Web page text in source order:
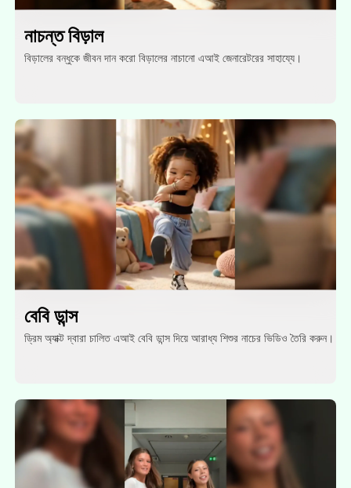
নাচন্ত বিড়াল
বিড়ালের বন্ধুকে জীবন দান করো বিড়ালের নাচানো এআই জেনারেটরের সাহায্যে।
বেবি ডান্স
ড্রিম অ্যাক্ট দ্বারা চালিত এআই বেবি ডান্স দিয়ে আরাধ্য শিশুর নাচের ভিডিও তৈরি করুন।